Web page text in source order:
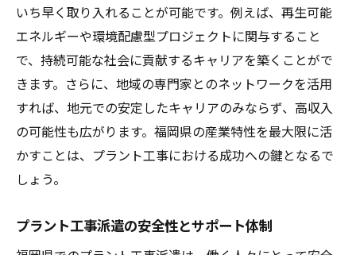
技術革新と共に進化するキャリア
将来を見据えたスキルセットの構築
福岡県で持続可能なキャリアを描く
いち早く取り入れることが可能です。例えば、再生可能
エネルギーや環境配慮型プロジェクトに関与すること
で、持続可能な社会に貢献するキャリアを築くことがで
きます。さらに、地域の専門家とのネットワークを活用
すれば、地元での安定したキャリアのみならず、高収入
の可能性も広がります。福岡県の産業特性を最大限に活
かすことは、プラント工事における成功への鍵となるで
しょう。
プラント工事派遣の安全性とサポート体制